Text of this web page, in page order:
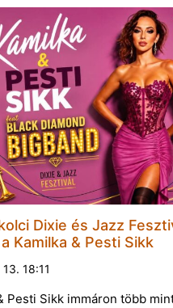
Dixie és Jazz
Kamilka & Pesti Sikk
18:11
Pesti Sikk immáron több